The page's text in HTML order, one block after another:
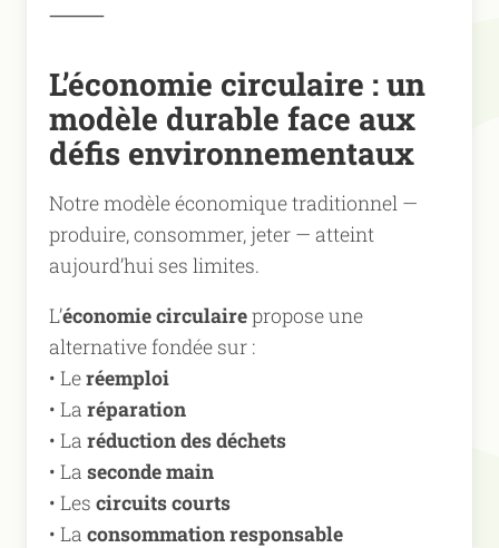
⸻
L’économie circulaire : un
modèle durable face aux
défis environnementaux
Notre modèle économique traditionnel —
produire, consommer, jeter — atteint
aujourd’hui ses limites.
L’économie circulairepropose une
alternative fondée sur :
• Leréemploi
• La réparation
• La réduction des déchets
• La seconde main
• Les circuits courts
• La consommation responsable